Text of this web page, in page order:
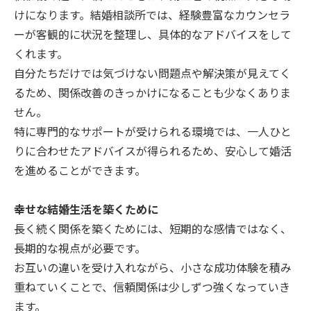
けになります。結婚相談所では、経験豊富なカウンセラ
ーが客観的に状況を整理し、具体的なアドバイスをして
くれます。
自分たちだけでは気づけない問題点や解決策が見えてく
るため、関係改善のきっかけになることも少なくありま
せん。
特に専門的なサポートが受けられる環境では、一人ひと
りに合わせたアドバイスが得られるため、安心して婚活
を進めることができます。
幸せな結婚生活を築くために
長く続く関係を築くためには、短期的な感情ではなく、
長期的な視点が必要です。
お互いの違いを受け入れながら、小さな成功体験を積み
重ねていくことで、信頼関係は少しずつ強くなっていき
ます。